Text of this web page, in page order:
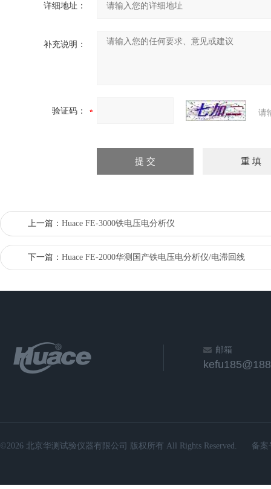
详细地址：
补充说明：
验证码： 请
上一篇： Huace FE-3000铁电压电分析仪
下一篇： Huace FE-2000华测国产铁电压电分析仪/电滞回线
邮箱
©2026 北京华测试验仪器有限公司 版权所有 All Rights Reserved. 备案